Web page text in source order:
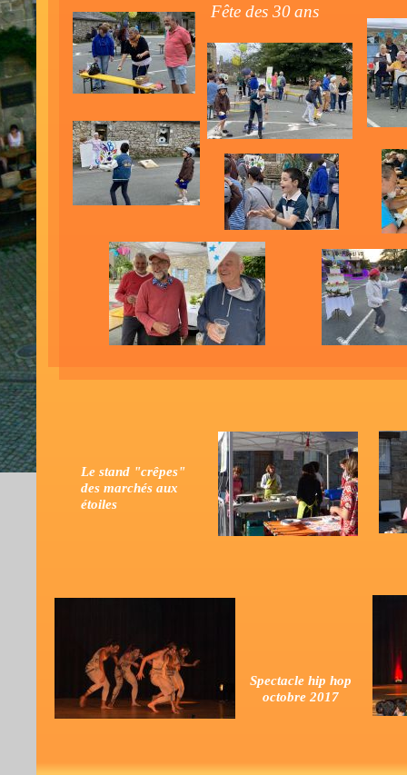
Spectacle hip hop
octobre 2017
Le stand "crêpes"
des marchés aux
étoiles
Fête des 30ans